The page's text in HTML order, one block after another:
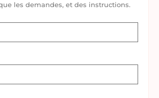
les demandes, et des instructions.